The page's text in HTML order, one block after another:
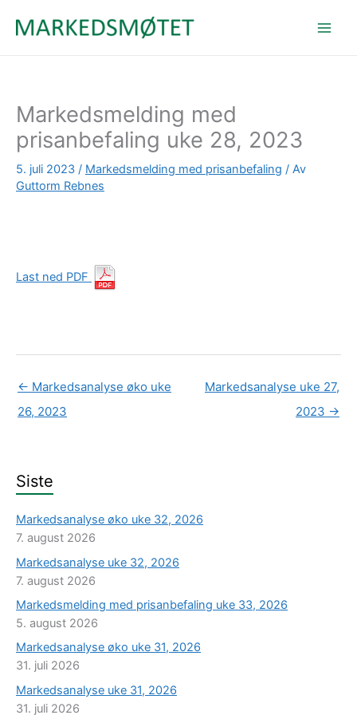
Markedsmelding med
prisanbefaling uke 28, 2023
5. juli 2023 / Markedsmelding med prisanbefaling / Av
Guttorm Rebnes
Last ned PDF
← Markedsanalyse øko uke
26, 2023
Markedsanalyse uke 27,
2023 →
Siste
Markedsanalyse øko uke 32, 2026
7. august 2026
Markedsanalyse uke 32, 2026
7. august 2026
Markedsmelding med prisanbefaling uke 33, 2026
5. august 2026
Markedsanalyse øko uke 31, 2026
31. juli 2026
Markedsanalyse uke 31, 2026
31. juli 2026